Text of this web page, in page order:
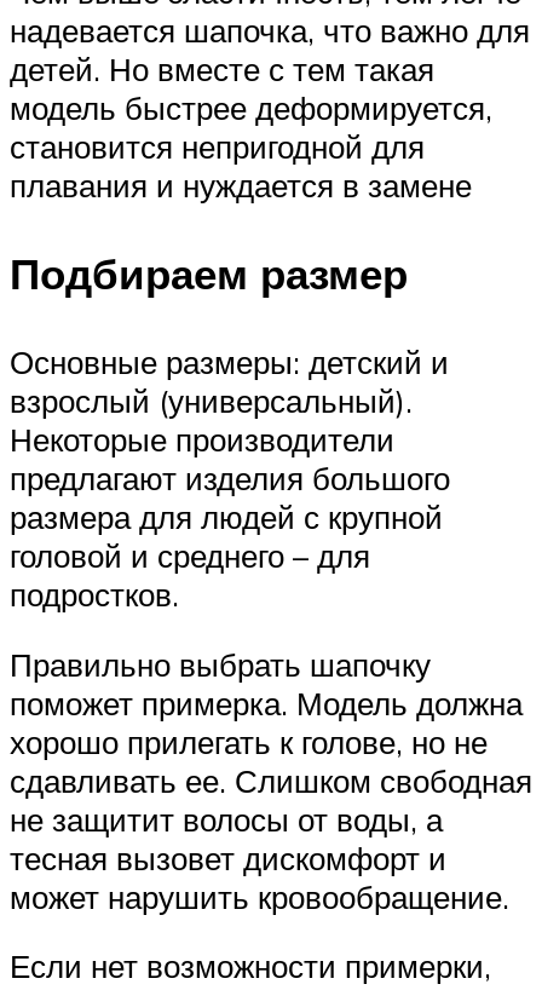
надевается шапочка, что важно для
детей. Но вместе с тем такая
модель быстрее деформируется,
становится непригодной для
плавания и нуждается в замене
Подбираем размер
Основные размеры: детский и
взрослый (универсальный).
Некоторые производители
предлагают изделия большого
размера для людей с крупной
головой и среднего – для
подростков.
Правильно выбрать шапочку
поможет примерка. Модель должна
хорошо прилегать к голове, но не
сдавливать ее. Слишком свободная
не защитит волосы от воды, а
тесная вызовет дискомфорт и
может нарушить кровообращение.
Если нет возможности примерки,